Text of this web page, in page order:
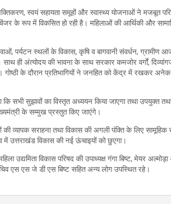
स्वयं सहायता समूहों और स्वास्थ्य योजनाओं ने मजबूत
के रूप में विकसित हो रही है। महिलाओं की आर्थिकी और
पर्यटन स्थलों के विकास, कृषि व बागवानी संवर्धन, ग्रामीण
ही अंत्योदय की भावना के साथ सरकार कमजोर वर्गों,
गोष्ठी के दौरान प्रतिभागियों ने जनहित को केंद्र में रखकर
सभी सुझावों का विस्तृत अध्ययन किया जाएगा तथा उपयुक्त
के सम्मुख प्रस्तुत किए जाएंगे।
की व्यापक सराहना तथा विकास की अगली पंक्ति के लिए
में उत्तराखंड विकास की नई ऊंचाइयों को छुएगा।
विकास परिषद की उपाध्यक्ष गंगा बिष्ट, मेयर अल्मोड़ा
एस एस जे डी एस बिष्ट सहित अन्य लोग उपस्थित रहे।